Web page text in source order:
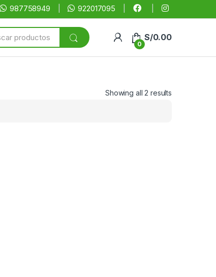
987758949 922017095
0
S/0.00
Showing all 2 results